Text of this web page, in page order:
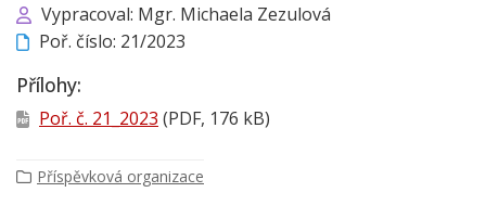
Vypracoval: Mgr. Michaela Zezulová
Poř. číslo: 21/2023
Přílohy:
Poř. č. 21_2023 (PDF, 176 kB)
Příspěvková organizace